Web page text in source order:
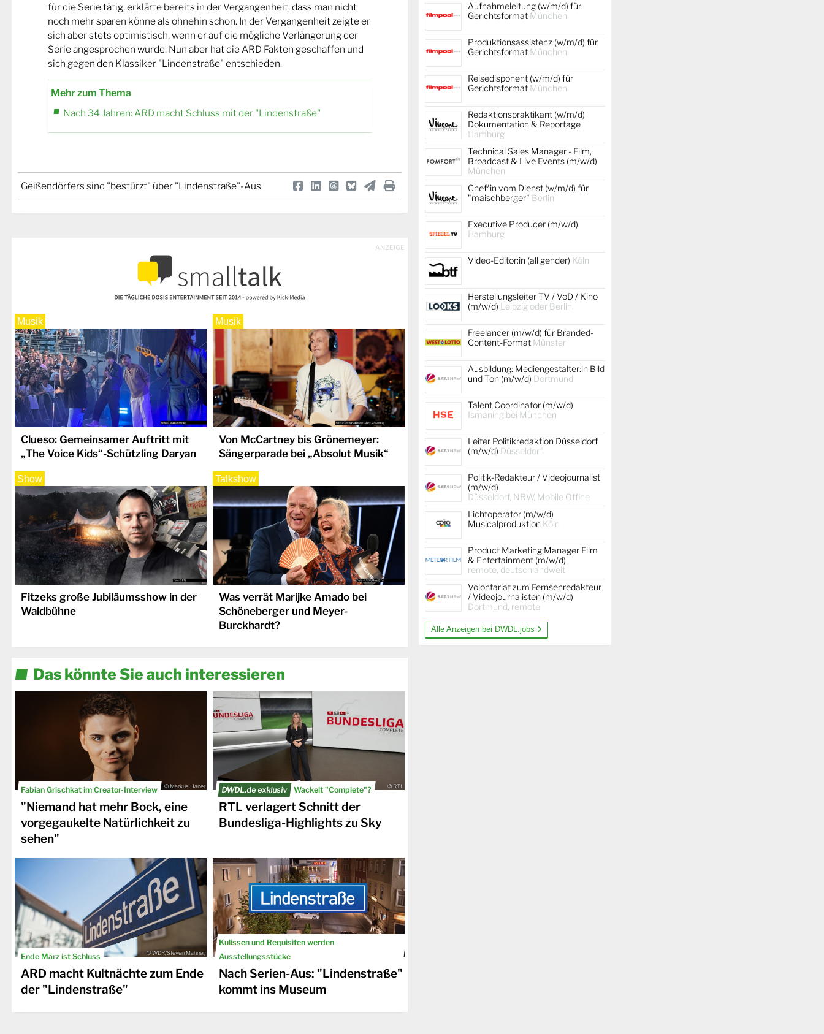
für die Serie tätig, erklärte bereits in der Vergangenheit, dass man nicht
noch mehr sparen könne als ohnehin schon. In der Vergangenheit zeigte er
sich aber stets optimistisch, wenn er auf die mögliche Verlängerung der
Serie angesprochen wurde. Nun aber hat die ARD Fakten geschaffen und
sich gegen den Klassiker "Lindenstraße" entschieden.
Mehr zum Thema
Nach 34 Jahren: ARD macht Schluss mit der "Lindenstraße"
Geißendörfers sind "bestürzt" über "Lindenstraße"-Aus
ANZEIGE
Musik
Clueso: Gemeinsamer Auftritt mit
„The Voice Kids“-Schützling Daryan
Musik
Von McCartney bis Grönemeyer:
Sängerparade bei „Absolut Musik“
Show
Fitzeks große Jubiläumsshow in der
Waldbühne
Talkshow
Was verrät Marijke Amado bei
Schöneberger und Meyer-
Burckhardt?
Das könnte Sie auch interessieren
Fabian Grischkat im Creator-Interview © Markus Haner
"Niemand hat mehr Bock, eine
vorgegaukelte Natürlichkeit zu
sehen"
DWDL.de exklusiv Wackelt "Complete"? © RTL
RTL verlagert Schnitt der
Bundesliga-Highlights zu Sky
Ende März ist Schluss © WDR/Steven Mahner,
ARD macht Kultnächte zum Ende
der "Lindenstraße"
Kulissen und Requisiten werden
Ausstellungsstücke
Nach Serien-Aus: "Lindenstraße"
kommt ins Museum
Aufnahmeleitung (w/m/d) für
Gerichtsformat München
Produktionsassistenz (w/m/d) für
Gerichtsformat München
Reisedisponent (w/m/d) für
Gerichtsformat München
Redaktionspraktikant (w/m/d)
Dokumentation & Reportage
Hamburg
Technical Sales Manager - Film,
Broadcast & Live Events (m/w/d)
München
Chef*in vom Dienst (w/m/d) für
"maischberger" Berlin
Executive Producer (m/w/d)
Hamburg
Video-Editor:in (all gender) Köln
Herstellungsleiter TV / VoD / Kino
(m/w/d) Leipzig oder Berlin
Freelancer (m/w/d) für Branded-
Content-Format Münster
Ausbildung: Mediengestalter:in Bild
und Ton (m/w/d) Dortmund
Talent Coordinator (m/w/d)
Ismaning bei München
Leiter Politikredaktion Düsseldorf
(m/w/d) Düsseldorf
Politik-Redakteur / Videojournalist
(m/w/d)
Düsseldorf, NRW, Mobile Office
Lichtoperator (m/w/d)
Musicalproduktion Köln
Product Marketing Manager Film
& Entertainment (m/w/d)
remote, deutschlandweit
Volontariat zum Fernsehredakteur
/ Videojournalisten (m/w/d)
Dortmund, remote
Alle Anzeigen bei DWDL.jobs